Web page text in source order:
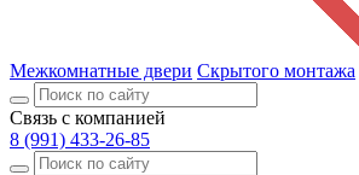
Межкомнатные двери Скрытого монтажа
Связь с компанией
8 (991) 433-26-85